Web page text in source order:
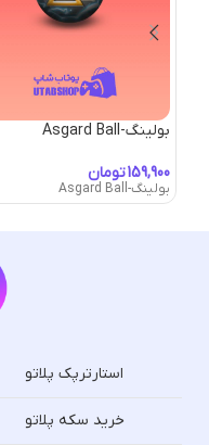
بولینگ-Asgard Ball
تومان
بولینگ-Asgard Ball
استارترپک پلاتو
خرید سکه پلاتو